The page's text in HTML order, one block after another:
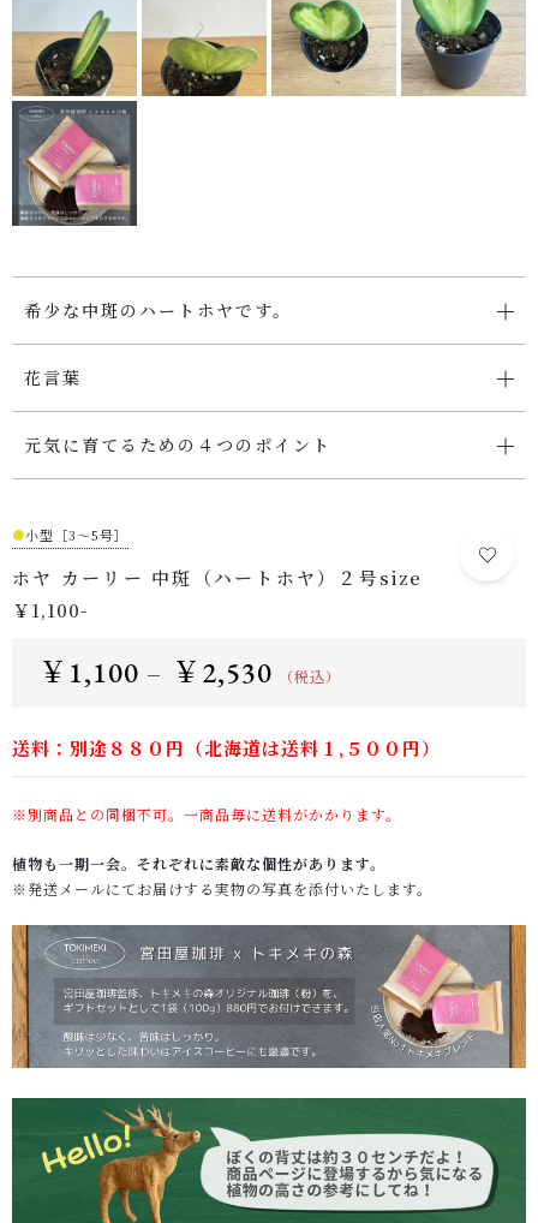
SHOP
店舗概要
SHOPPING GUIDE
ショッピングガイド
PRIVACY
プライバシーポリシー
お問い合わせ
希少な中斑のハートホヤです。
花言葉
元気に育てるための４つのポイント
●小型［3～5号］
ホヤ カーリー 中斑（ハートホヤ）２号size
￥1,100-
￥ 1,100 – ￥2,530 （税込）
送料：別途８８０円（北海道は送料１,５００円）
※別商品との同梱不可。一商品毎に送料がかかります。
植物も一期一会。それぞれに素敵な個性があります。
※発送メールにてお届けする実物の写真を添付いたします。